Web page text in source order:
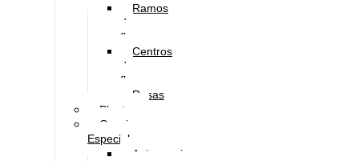
Ramos
de
flores
Centros
de
flores
Rosas
Plantas
Ocasiones
Especiales
Aniversario